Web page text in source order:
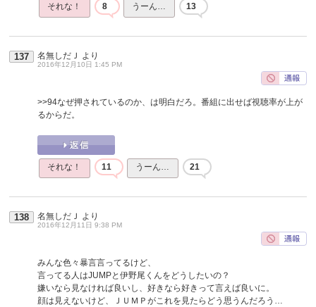
それな！ 8 うーん… 13
137 名無しだＪ より
2016年12月10日 1:45 PM
>>94なぜ押されているのか、は明白だろ。番組に出せば視聴率が上が
るからだ。
それな！ 11 うーん… 21
138 名無しだＪ より
2016年12月11日 9:38 PM
みんな色々暴言言ってるけど、
言ってる人はJUMPと伊野尾くんをどうしたいの？
嫌いなら見なければ良いし、好きなら好きって言えば良いに。
顔は見えないけど、ＪＵＭＰがこれを見たらどう思うんだろう…